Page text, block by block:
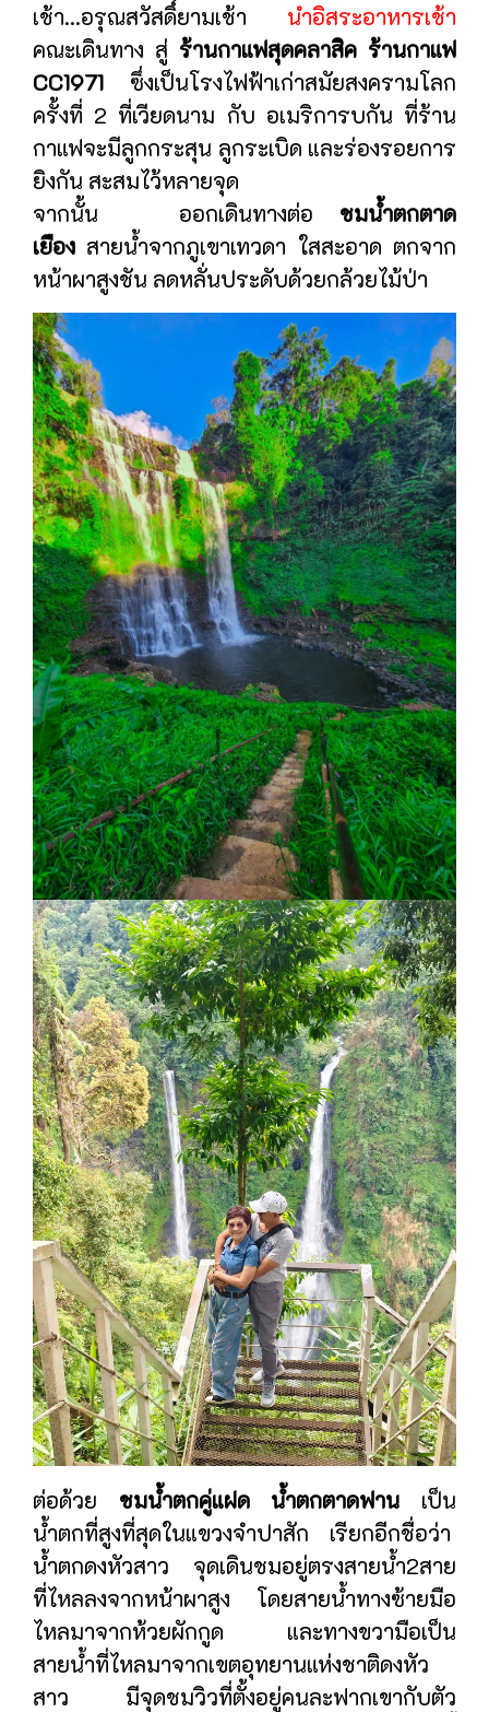
เช้า...อรุณสวัสดิ์ยามเช้า นำอิสระอาหารเช้า
คณะเดินทาง สู่ ร้านกาแฟสุดคลาสิค ร้านกาแฟ
CC1971 ซึ่งเป็นโรงไฟฟ้าเก่าสมัยสงครามโลก
ครั้งที่ 2 ที่เวียดนาม กับ อเมริการบกัน ที่ร้าน
กาแฟจะมีลูกกระสุน ลูกระเบิด และร่องรอยการ
ยิงกัน สะสมไว้หลายจุด
จากนั้น ออกเดินทางต่อ ชมน้ำตกตาด
เยือง สายน้ำจากภูเขาเทวดา ใสสะอาด ตกจาก
หน้าผาสูงชัน ลดหลั่นประดับด้วยกล้วยไม้ป่า
ต่อด้วย ชมน้ำตกคู่แฝด น้ำตกตาดฟาน เป็น
น้ำตกที่สูงที่สุดในแขวงจำปาสัก เรียกอีกชื่อว่า
น้ำตกดงหัวสาว จุดเดินชมอยู่ตรงสายน้ำ2สาย
ที่ไหลลงจากหน้าผาสูง โดยสายน้ำทางซ้ายมือ
ไหลมาจากห้วยผักกูด และทางขวามือเป็น
สายน้ำที่ไหลมาจากเขตอุทยานแห่งชาติดงหัว
สาว มีจุดชมวิวที่ตั้งอยู่คนละฟากเขากับตัว